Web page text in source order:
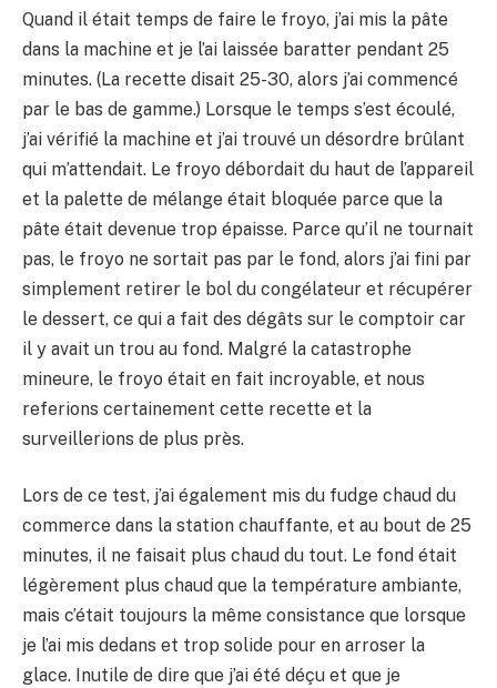
Quand il était temps de faire le froyo, j’ai mis la pâte
dans la machine et je l’ai laissée baratter pendant 25
minutes. (La recette disait 25-30, alors j’ai commencé
par le bas de gamme.) Lorsque le temps s’est écoulé,
j’ai vérifié la machine et j’ai trouvé un désordre brûlant
qui m’attendait. Le froyo débordait du haut de l’appareil
et la palette de mélange était bloquée parce que la
pâte était devenue trop épaisse. Parce qu’il ne tournait
pas, le froyo ne sortait pas par le fond, alors j’ai fini par
simplement retirer le bol du congélateur et récupérer
le dessert, ce qui a fait des dégâts sur le comptoir car
il y avait un trou au fond. Malgré la catastrophe
mineure, le froyo était en fait incroyable, et nous
referions certainement cette recette et la
surveillerions de plus près.
Lors de ce test, j’ai également mis du fudge chaud du
commerce dans la station chauffante, et au bout de 25
minutes, il ne faisait plus chaud du tout. Le fond était
légèrement plus chaud que la température ambiante,
mais c’était toujours la même consistance que lorsque
je l’ai mis dedans et trop solide pour en arroser la
glace. Inutile de dire que j’ai été déçu et que je